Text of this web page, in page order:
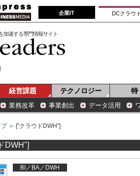
企業IT DCクラウ
加速する専門情報サイト
経営課題 テクノロジー 特
業務改革 事業創出 データ活用
プ＞ ["クラウドDWH"]
DWH"]
BI／BA／DWH